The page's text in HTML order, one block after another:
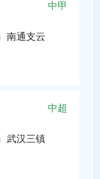
中甲
南通支云
中超
武汉三镇